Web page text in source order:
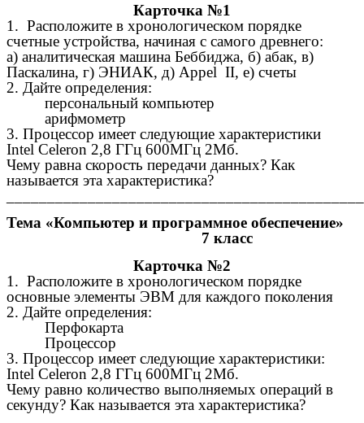
Карточка №1
1. Расположите в хронологическом порядке
счетные устройства, начиная с самого древнего:
а) аналитическая машина Беббиджа, б) абак, в)
Паскалина, г) ЭНИАК, д) Appel II, е) счеты
2. Дайте определения:
персональный компьютер
арифмометр
3. Процессор имеет следующие характеристики
Intel Celeron 2,8 ГГц 600МГц 2Мб.
Чему равна скорость передачи данных? Как
называется эта характеристика?
Тема «Компьютер и программное обеспечение»
7 класс
Карточка №2
1. Расположите в хронологическом порядке
основные элементы ЭВМ для каждого поколения
2. Дайте определения:
Перфокарта
Процессор
3. Процессор имеет следующие характеристики:
Intel Celeron 2,8 ГГц 600МГц 2Мб.
Чему равно количество выполняемых операций в
секунду? Как называется эта характеристика?